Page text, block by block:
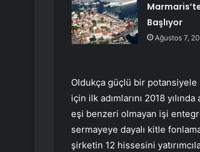
Başlıyor
Ağustos 7,
Oldukça güçlü bir potansiyele
için ilk adımlarını 2018
eşi benzeri olmayan işi
sermayeye dayalı kitle
şirketin 12 hissesini